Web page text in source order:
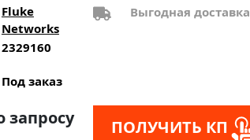
Fluke
Networks
2329160
Под заказ
Выгодная доставка
запросу ПОЛУЧИТЬ КП